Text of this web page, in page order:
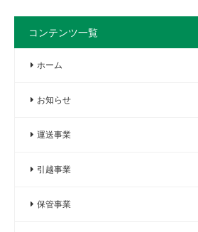
コンテンツ一覧
ホーム
お知らせ
運送事業
引越事業
保管事業